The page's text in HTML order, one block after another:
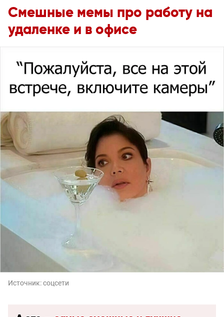
Смешные мемы про работу на
удаленке и в офисе
Источник:соцсети